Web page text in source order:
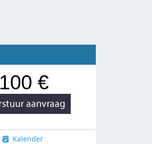
100 €
Kalender